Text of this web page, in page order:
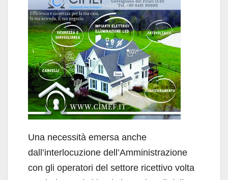
Una necessità emersa anche
dall’interlocuzione dell’Amministrazione
con gli operatori del settore ricettivo volta